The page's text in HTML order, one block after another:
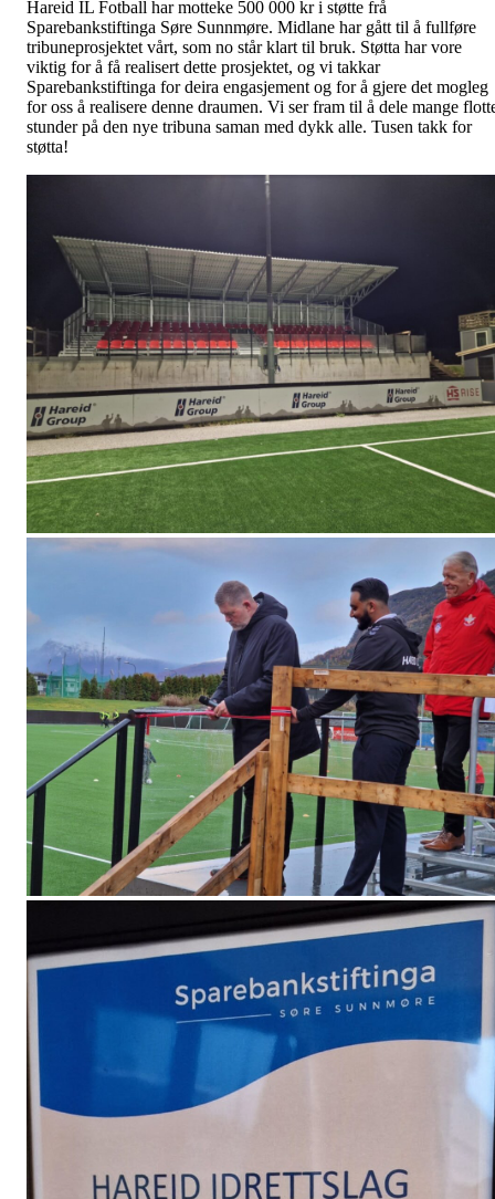
Hareid IL Fotball har motteke 500 000 kr i støtte frå
Sparebankstiftinga Søre Sunnmøre. Midlane har gått til å fullføre
tribuneprosjektet vårt, som no står klart til bruk. Støtta har vore
viktig for å få realisert dette prosjektet, og vi takkar
Sparebankstiftinga for deira engasjement og for å gjere det mogleg
for oss å realisere denne draumen. Vi ser fram til å dele mange
stunder på den nye tribuna saman med dykk alle. Tusen takk for
støtta!